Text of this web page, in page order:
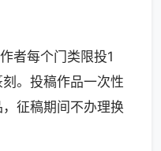
者每个门类限投1
。投稿作品一次性
征稿期间不办理换